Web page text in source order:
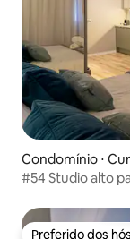
Condomínio ⋅
#54 Studio alto
Preferido dos